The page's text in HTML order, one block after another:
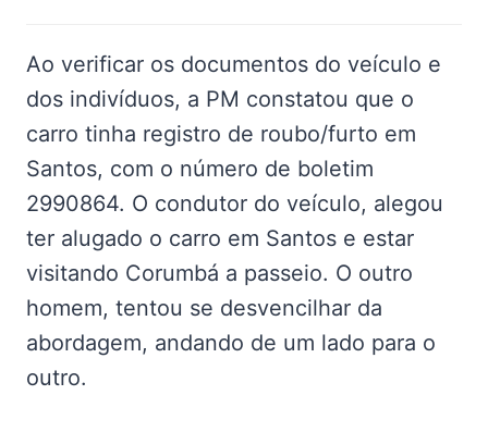
Ao verificar os documentos do veículo e
dos indivíduos, a PM constatou que o
carro tinha registro de roubo/furto em
Santos, com o número de boletim
2990864. O condutor do veículo, alegou
ter alugado o carro em Santos e estar
visitando Corumbá a passeio. O outro
homem, tentou se desvencilhar da
abordagem, andando de um lado para o
outro.